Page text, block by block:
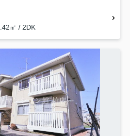
㎡ / 2DK